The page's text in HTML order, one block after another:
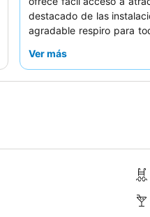
destacado de las
agradable respiro para
autobús de enlace
Ver más